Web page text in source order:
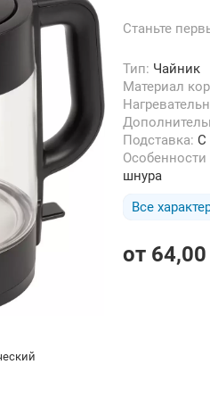
Станьте
Тип: Чайник
Материал
Подставка: С
шнура
Все
от 64,00